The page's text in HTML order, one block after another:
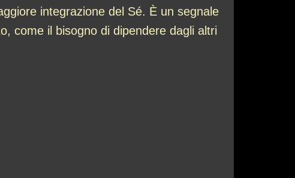
integrazione del Sé. È un segnale
come il bisogno di dipendere dagli altri